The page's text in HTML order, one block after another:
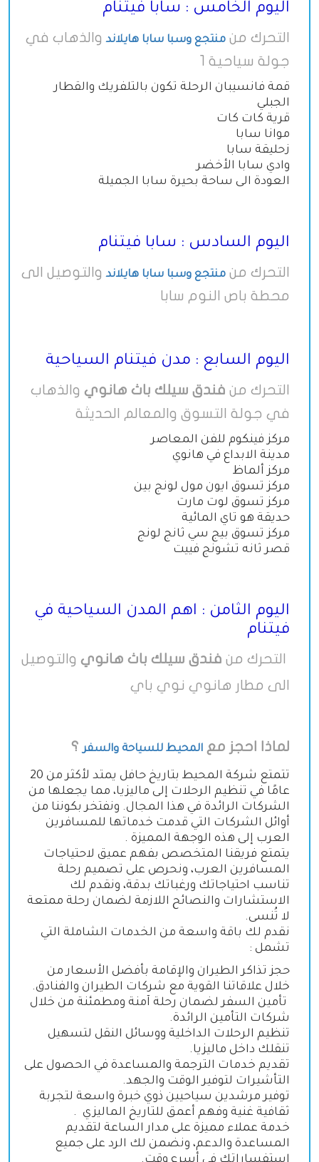
اليوم الخامس : سابا فيتنام
التحرك من منتجع وسبا سابا هايلاند والذهاب في
جولة سياحية 1
قمة فانسيبان الرحلة تكون بالتلفريك والقطار
الجبلي
قرية كات كات
موانا سابا
زحليقة سابا
وادي سابا الأخضر
العودة الى ساحة بحيرة سابا الجميلة
اليوم السادس : سابا فيتنام
التحرك من منتجع وسبا سابا هايلاند والتوصيل الى
محطة باص النوم سابا
اليوم السابع : مدن فيتنام السياحية
التحرك من فندق سيلك باث هانوي والذهاب
في جولة التسوق والمعالم الحديثة
مركز فينكوم للفن المعاصر
مدينة الابداع في هانوي
مركز ألماظ
مركز تسوق ايون مول لونج بين
مركز تسوق لوت مارت
حديقة هو تاي المائية
مركز تسوق بيج سي ثانج لونج
قصر ثانه تشونج فييت
اليوم الثامن : اهم المدن السياحية في
فيتنام
التحرك من فندق سيلك باث هانوي والتوصيل
الى مطار هانوي نوي باي
لماذا احجز مع المحيط للسياحة والسفر ؟
تتمتع شركة المحيط بتاريخ حافل يمتد لأكثر من 20
عامًا في تنظيم الرحلات إلى ماليزيا، مما يجعلها من
الشركات الرائدة في هذا المجال. ونفتخر بكوننا من
أوائل الشركات التي قدمت خدماتها للمسافرين
العرب إلى هذه الوجهة المميزة .
يتمتع فريقنا المتخصص بفهم عميق لاحتياجات
المسافرين العرب، ونحرص على تصميم رحلة
تناسب احتياجاتك ورغباتك بدقة، ونقدم لك
الاستشارات والنصائح اللازمة لضمان رحلة ممتعة
لا تُنسى.
نقدم لك باقة واسعة من الخدمات الشاملة التي
تشمل :
حجز تذاكر الطيران والإقامة بأفضل الأسعار من
خلال علاقاتنا القوية مع شركات الطيران والفنادق.
تأمين السفر لضمان رحلة آمنة ومطمئنة من خلال
شركات التأمين الرائدة.
تنظيم الرحلات الداخلية ووسائل النقل لتسهيل
تنقلك داخل ماليزيا.
تقديم خدمات الترجمة والمساعدة في الحصول على
التأشيرات لتوفير الوقت والجهد.
توفير مرشدين سياحيين ذوي خبرة واسعة لتجربة
ثقافية غنية وفهم أعمق للتاريخ الماليزي .
خدمة عملاء مميزة على مدار الساعة لتقديم
المساعدة والدعم، ونضمن لك الرد على جميع